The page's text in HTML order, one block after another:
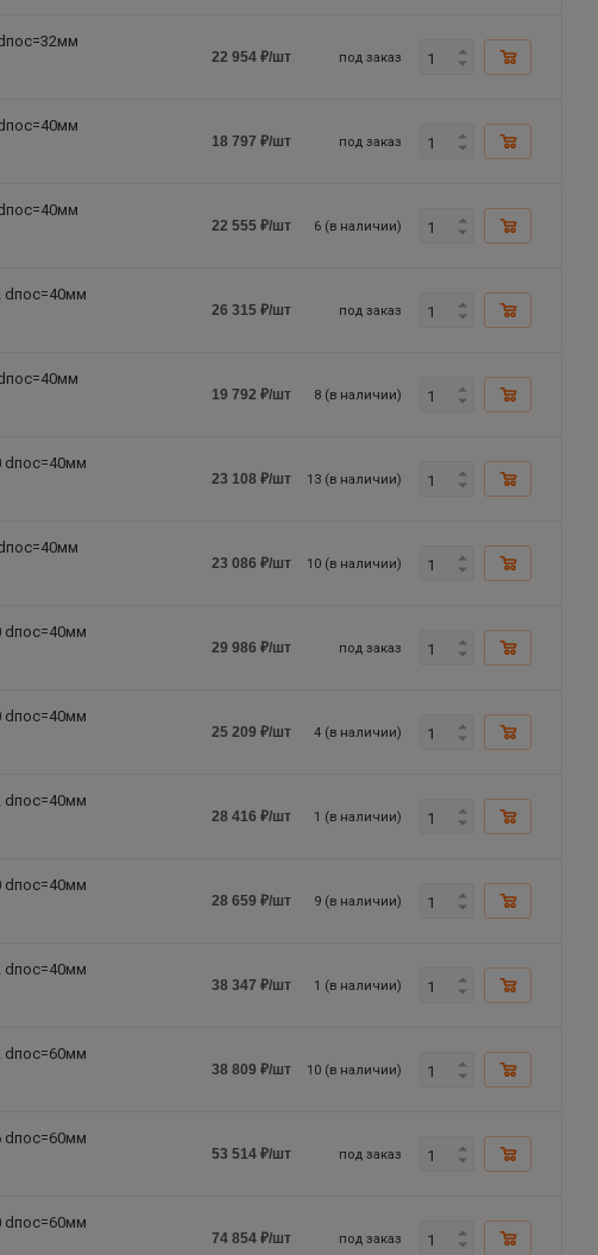
22 954 ₽/шт под заказ
18 797 ₽/шт под заказ
22 555 ₽/шт 6 (в наличии)
dпос=40мм
26 315 ₽/шт под заказ
19 792 ₽/шт 8 (в наличии)
dпос=40мм
23 108 ₽/шт 13 (в наличии)
23 086 ₽/шт 10 (в наличии)
dпос=40мм
29 986 ₽/шт под заказ
dпос=40мм
25 209 ₽/шт 4 (в наличии)
dпос=40мм
28 416 ₽/шт 1 (в наличии)
dпос=40мм
28 659 ₽/шт 9 (в наличии)
dпос=40мм
38 347 ₽/шт 1 (в наличии)
dпос=60мм
38 809 ₽/шт 10 (в наличии)
dпос=60мм
53 514 ₽/шт под заказ
dпос=60мм
74 854 ₽/шт под заказ